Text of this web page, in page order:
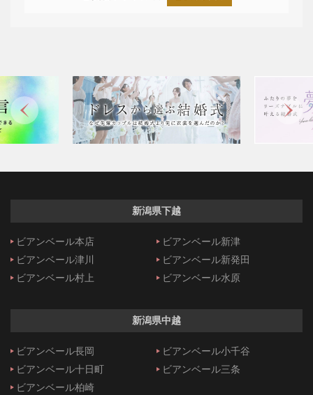
新潟県下越
ビアンベール本店
ビアンベール新津
ビアンベール津川
ビアンベール新発田
ビアンベール村上
ビアンベール水原
新潟県中越
ビアンベール長岡
ビアンベール小千谷
ビアンベール十日町
ビアンベール三条
ビアンベール柏崎